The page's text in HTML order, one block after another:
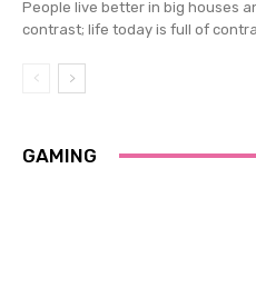
People live better in big houses
contrast; life today is full of
GAMING